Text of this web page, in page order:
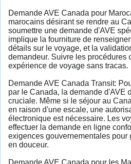
Demande AVE Canada pour
marocains désirant se rendre au
soumettre une demande d'AVE
implique la fourniture de
détails sur le voyage, et la
demandeur. Suivre les procédures
expérience de voyage sans tracas.
Demande AVE Canada Transit:
par le Canada, la demande d'AVE
cruciale. Même si le séjour au
en raison d'une escale, une
électronique est nécessaire. Les
effectuer la demande en ligne
exigences gouvernementales pour
en douceur.
Demande AVE Canada pour les